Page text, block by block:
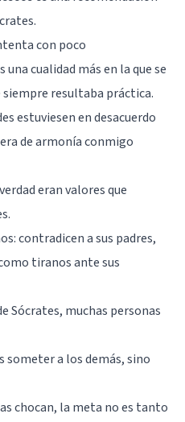
con poco
cualidad más en la que se
siempre resultaba práctica.
estuviesen en desacuerdo
de armonía conmigo
eran valores que
contradicen a sus padres,
tiranos ante sus
Sócrates, muchas personas
someter a los demás, sino
chocan, la meta no es tanto